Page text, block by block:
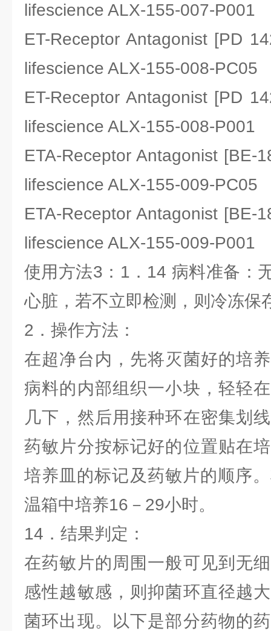
lifescience ALX-155-007-P001
ET-Receptor Antagonist [PD
lifescience ALX-155-008-PC05
ET-Receptor Antagonist [PD
lifescience ALX-155-008-P001
ETA-Receptor Antagonist [BE-
lifescience ALX-155-009-PC05
ETA-Receptor Antagonist [BE-
lifescience ALX-155-009-P001
使用方法3：1．14 病料准备：
心脏，若不立即检测，则冷冻保
2．操作方法：
在超净台内，先将灭菌好的培
病料的内部组织一小块，轻轻
几下，然后用接种环在密集划
药敏片分按标记好的位置贴在
培养皿的标记及药敏片的顺序
温箱中培养16－29小时。
14．结果判定：
在药敏片的周围一般可见到无
感性越敏感，则抑菌环直径越
菌环出现。以下是部分药物的